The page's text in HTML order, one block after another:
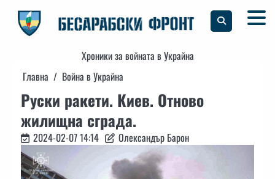
content
Хроники за войната в Украйна
Главна
Война в Украйна
Руски ракети. Киев. Отново
жилищна сграда.
2024-02-07 14:14 Олександър Барон